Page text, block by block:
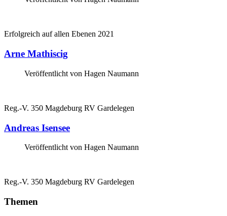
Erfolgreich auf allen Ebenen 2021
Arne Mathiscig
Veröffentlicht von Hagen Naumann
Reg.-V. 350 Magdeburg RV Gardelegen
Andreas Isensee
Veröffentlicht von Hagen Naumann
Reg.-V. 350 Magdeburg RV Gardelegen
Themen